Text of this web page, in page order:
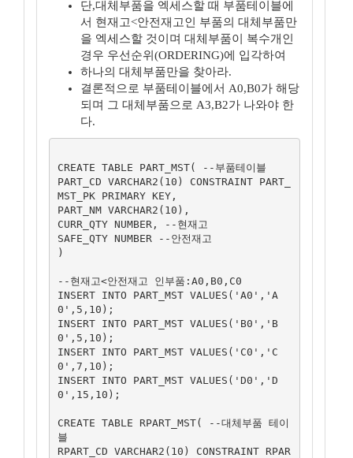
단,대체부품을 엑세스할 때 부품테이블에
서 현재고<안전재고인 부품의 대체부품만
을 엑세스할 것이며 대체부품이 복수개인
경우 우선순위(ORDERING)에 입각하여
하나의 대체부품만을 찾아라.
결론적으로 부품테이블에서 A0,B0가 해당
되며 그 대체부품으로 A3,B2가 나와야 한
다.
CREATE TABLE PART_MST( --부품테이블
PART_CD VARCHAR2(10) CONSTRAINT PART_
MST_PK PRIMARY KEY,
PART_NM VARCHAR2(10),
CURR_QTY NUMBER, --현재고
SAFE_QTY NUMBER --안전재고
)
--현재고<안전재고 인부품:A0,B0,C0
INSERT INTO PART_MST VALUES('A0','A
0',5,10);
INSERT INTO PART_MST VALUES('B0','B
0',5,10);
INSERT INTO PART_MST VALUES('C0','C
0',7,10);
INSERT INTO PART_MST VALUES('D0','D
0',15,10);
CREATE TABLE RPART_MST( --대체부품 테이
블
RPART_CD VARCHAR2(10) CONSTRAINT RPAR